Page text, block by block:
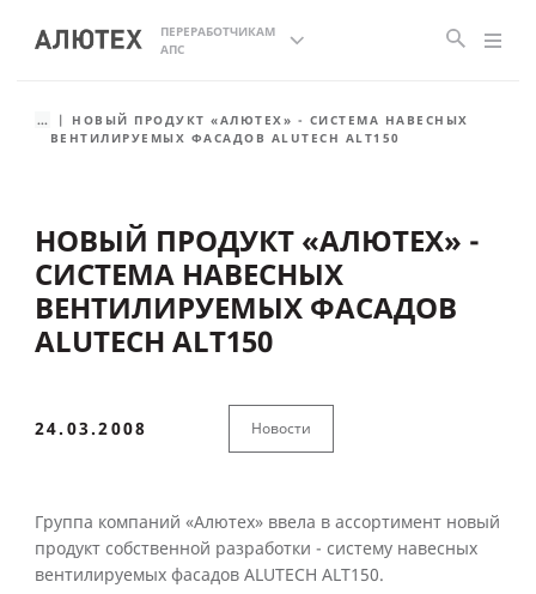
ПЕРЕРАБОТЧИКАМ
АПС
...
НОВЫЙ ПРОДУКТ «АЛЮТЕХ» - СИСТЕМА НАВЕСНЫХ
ВЕНТИЛИРУЕМЫХ ФАСАДОВ ALUTECH ALT150
НОВЫЙ ПРОДУКТ «АЛЮТЕХ» -
СИСТЕМА НАВЕСНЫХ
ВЕНТИЛИРУЕМЫХ ФАСАДОВ
ALUTECH ALT150
24.03.2008 Новости
Группа компаний «Алютех» ввела в ассортимент новый
продукт собственной разработки - систему навесных
вентилируемых фасадов ALUTECH ALT150.